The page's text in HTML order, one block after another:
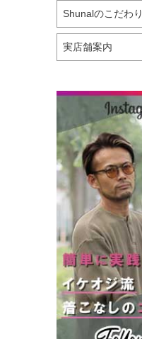
Shunalのこだわり
実店舗案内